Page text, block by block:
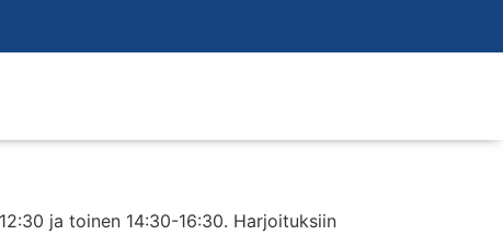
ja toinen 14:30-16:30. Harjoituksiin